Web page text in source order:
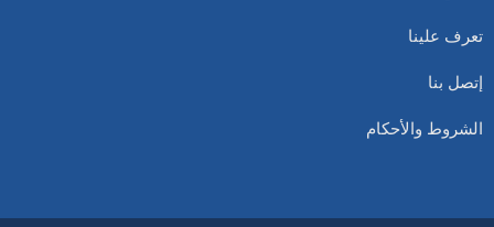
تعرف علينا
إتصل بنا
الشروط والأحكام